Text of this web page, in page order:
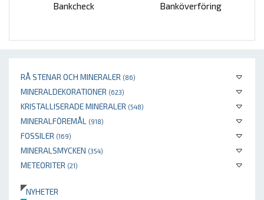
RÅ STENAR OCH MINERALER (86)
MINERALDEKORATIONER (623)
KRISTALLISERADE MINERALER (548)
MINERALFÖREMÅL (918)
FOSSILER (169)
MINERALSMYCKEN (354)
METEORITER (21)
NYHETER
Bankcheck Banköverföring